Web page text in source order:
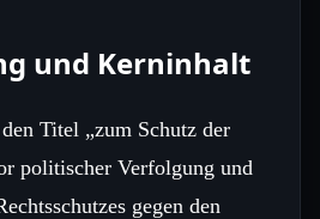
und Kerninhalt
Titel „zum Schutz der
politischer Verfolgung und
gegen den